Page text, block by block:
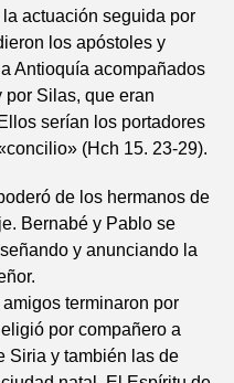
actuación seguida por
los apóstoles y
Antioquía acompañados
por Silas, que eran
serían los portadores
(Hch 15. 23-29).
de los hermanos de
Bernabé y Pablo se
y anunciando la
terminaron por
por compañero a
Siria y también las de